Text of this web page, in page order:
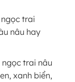
trai
nâu hay
trai nâu
xanh biển,